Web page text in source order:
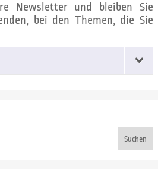
Newsletter und bleiben Sie
bei den Themen, die Sie
Suchen